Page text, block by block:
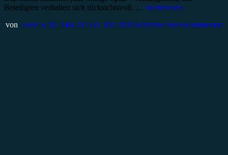
Beteiligten verhalten sich rücksichtsvoll. … Weiterlesen
von Lucie K.20. Mai 202531. Mai 2025Schreibe einen Kommentar